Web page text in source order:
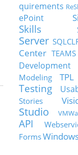
quirements
ePoint
Skills
Server
Center TEAMS
Development
Modeling
TPL
Testing
Stories
Studio
API
Forms